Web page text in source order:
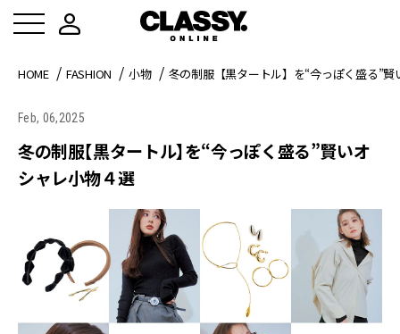
HOME FASHION 小物 冬の制服【黒タートル】を“今っぽく盛る”
Feb, 06,2025
冬の制服【黒タートル】を“今っぽく盛る”賢いオ
シャレ小物４選